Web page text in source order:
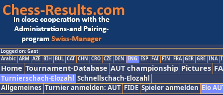
Logged on: Gast
Arabic ARM AZE BIH BUL CAT CHN CRO CZE DEN ENG ESP FAI FIN FRA GER GRE INA
Home Tournament-Database AUT championship Pictures
Turnierschach-Elozahl Schnellschach-Elozahl
Allgemeines Turnier anmelden: AUT FIDE Spieler anmelden Elo